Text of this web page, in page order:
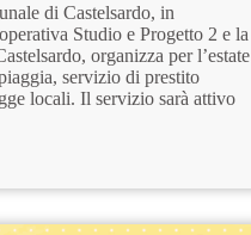
di Castelsardo, in
Studio e Progetto 2 e la
organizza per l’estate
servizio di prestito
locali. Il servizio sarà attivo